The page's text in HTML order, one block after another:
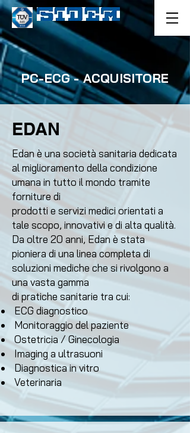
PC-ECG - ACQUISITORE
EDAN
Edan è una società sanitaria dedicata
al miglioramento della condizione
umana in tutto il mondo tramite
forniture di
prodotti e servizi medici orientati a
tale scopo, innovativi e di alta qualità.
Da oltre 20 anni, Edan è stata
pioniera di una linea completa di
soluzioni mediche che si rivolgono a
una vasta gamma
di pratiche sanitarie tra cui:
ECG diagnostico
Monitoraggio del paziente
Ostetricia / Ginecologia
Imaging a ultrasuoni
Diagnostica in vitro
Veterinaria